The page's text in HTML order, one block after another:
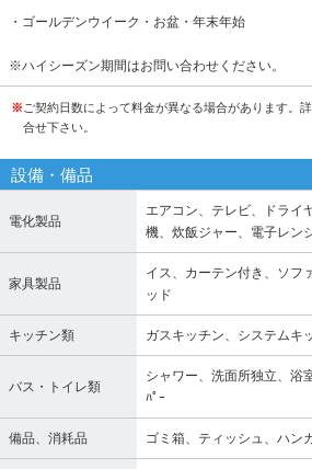
・ゴールデンウイーク・お盆・年末年始
※ハイシーズン期間はお問い合わせください。
※ ご契約日数によって料金が異なる場合があります。
合せ下さい。
設備・備品
電化製品
エアコン、テレビ、ドライ
機、炊飯ジャー、電子レン
家具製品
イス、カーテン付き、ソフ
ッド
キッチン類 ガスキッチン、システムキ
バス・トイレ類
シャワー、洗面所独立、浴
ﾊﾟｰ
備品、消耗品 ゴミ箱、ティッシュ、ハン